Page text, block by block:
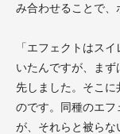
み合わせることで、
「エフェクトはス
いたんですが、ま
先しました。そこに
のです。同種のエ
が、それらと被らな